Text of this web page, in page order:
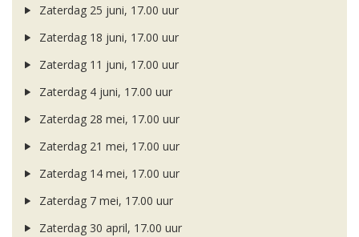
Zaterdag 25 juni, 17.00 uur
Zaterdag 18 juni, 17.00 uur
Zaterdag 11 juni, 17.00 uur
Zaterdag 4 juni, 17.00 uur
Zaterdag 28 mei, 17.00 uur
Zaterdag 21 mei, 17.00 uur
Zaterdag 14 mei, 17.00 uur
Zaterdag 7 mei, 17.00 uur
Zaterdag 30 april, 17.00 uur